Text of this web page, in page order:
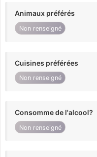
Animaux préférés
Non renseigné
Cuisines préférées
Non renseigné
Consomme de l'alcool?
Non renseigné